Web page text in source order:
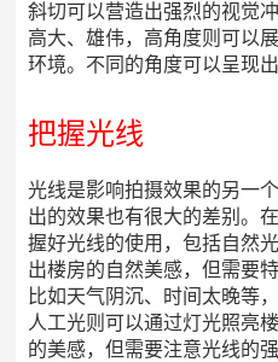
斜切可以营造出强烈的视觉
高大、雄伟，高角度则可以
环境。不同的角度可以呈现
把握光线
光线是影响拍摄效果的另一
出的效果也有很大的差别。
握好光线的使用，包括自然
出楼房的自然美感，但需要
比如天气阴沉、时间太晚等
人工光则可以通过灯光照亮
的美感，但需要注意光线的